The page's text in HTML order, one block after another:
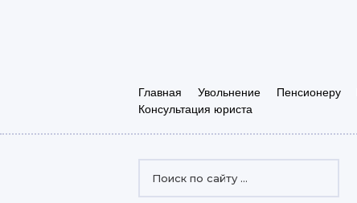
Главная Увольнение Пенсионеру
Консультация юриста